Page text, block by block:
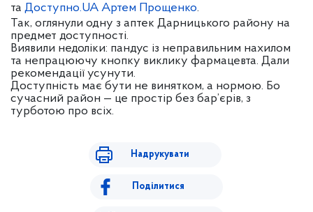
та Доступно.UA Артем Прощенко.
Так, оглянули одну з аптек Дарницького району на
предмет доступності.
Виявили недоліки: пандус із неправильним нахилом
та непрацюючу кнопку виклику фармацевта. Дали
рекомендації усунути.
Доступність має бути не винятком, а нормою. Бо
сучасний район — це простір без бар’єрів, з
турботою про всіх.
Надрукувати
Поділитися